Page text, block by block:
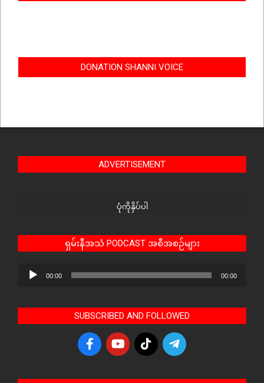
DONATION SHANNI VOICE
ADVERTISEMENT
ပုံကိုနှိပ်ပါ
ရှမ်းနီအသံ PODCAST အစီအစဉ်များ
Audio
00:00 00:00
SUBSCRIBED AND FOLLOWED